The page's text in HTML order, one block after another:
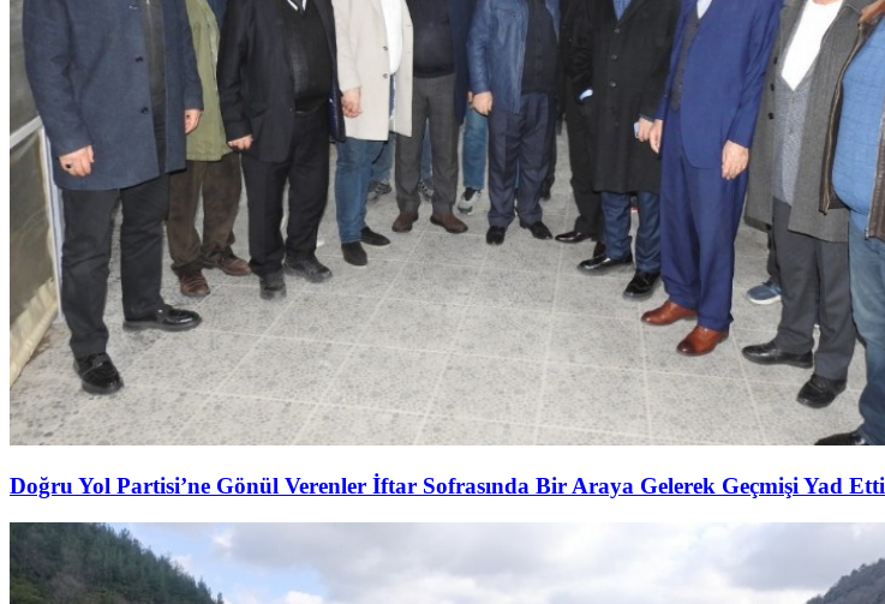
Doğru Yol Partisi’ne Gönül Verenler İftar Sofrasında Bir Araya Gelerek Geçmişi Yad Etti